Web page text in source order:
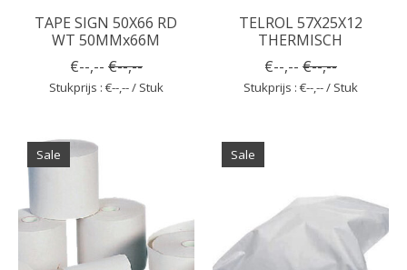
TAPE SIGN 50X66 RD
WT 50MMx66M
€--,-- €--,--
Stukprijs : €--,-- / Stuk
TELROL 57X25X12
THERMISCH
€--,-- €--,--
Stukprijs : €--,-- / Stuk
Sale Sale